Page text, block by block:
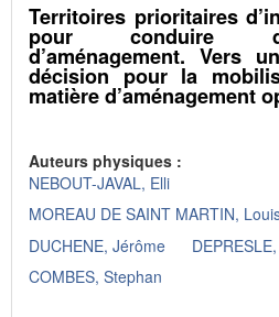
Territoires prioritaires
pour conduire
d’aménagement. Vers
décision pour la
matière d’aménagement
Auteurs physiques :
NEBOUT-JAVAL, Elli
MOREAU DE SAINT MARTIN,
DUCHENE, Jérôme
COMBES, Stephan